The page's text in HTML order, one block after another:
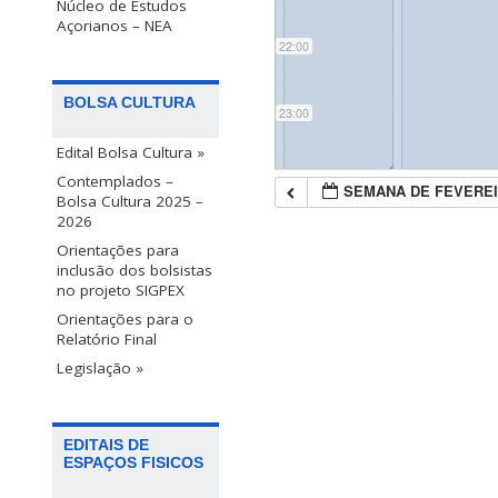
Núcleo de Estudos
Açorianos – NEA
BOLSA CULTURA
Edital Bolsa Cultura »
Contemplados –
Bolsa Cultura 2025 –
2026
Orientações para
inclusão dos bolsistas
no projeto SIGPEX
Orientações para o
Relatório Final
Legislação »
EDITAIS DE
ESPAÇOS FISICOS
22:00
23:00
◢◢
SEMANA DE